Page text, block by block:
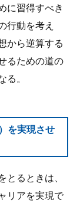
に習得すべき
行動を考え
から逆算する
るための道の
。
を実現させ
るときは、
リアを実現で